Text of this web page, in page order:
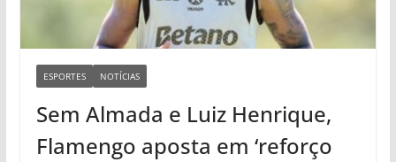
ESPORTES NOTÍCIAS
Sem Almada e Luiz Henrique,
Flamengo aposta em ‘reforço